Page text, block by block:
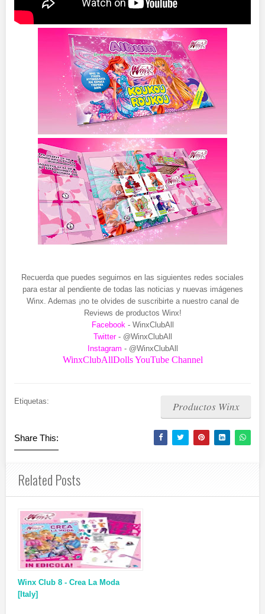
Recuerda que puedes seguirnos en las siguientes redes sociales
para estar al pendiente de todas las noticias y nuevas imágenes
Winx. Ademas ¡no te olvides de suscribirte a nuestro canal de
Reviews de productos Winx!
Facebook- WinxClubAll
Twitter- @WinxClubAll
Instagram - @WinxClubAll
WinxClubAllDolls YouTube Channel
Etiquetas: Productos Winx
Share This:
Related Posts
Winx Club 8 - Crea La Moda
[Italy]